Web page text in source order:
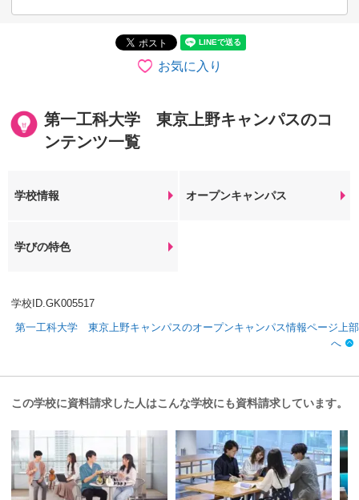
お気に入り
第一工科大学 東京上野キャンパスのコ
ンテンツ一覧
学校情報 オープンキャンパス
学びの特色
学校ID.GK005517
第一工科大学 東京上野キャンパスのオープンキャンパス情報ページ上部
へ
この学校に資料請求した人はこんな学校にも資料請求しています。